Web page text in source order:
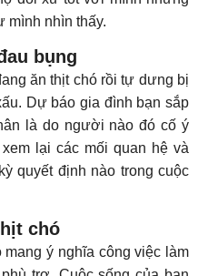
mình nhìn thấy.
bụng
ăn thịt chó rồi tự dưng bị
Dự báo gia đình bạn sắp
là do người nào đó cố ý
lại các mối quan hệ và
quyết định nào trong cuộc
chó
ý nghĩa công việc làm